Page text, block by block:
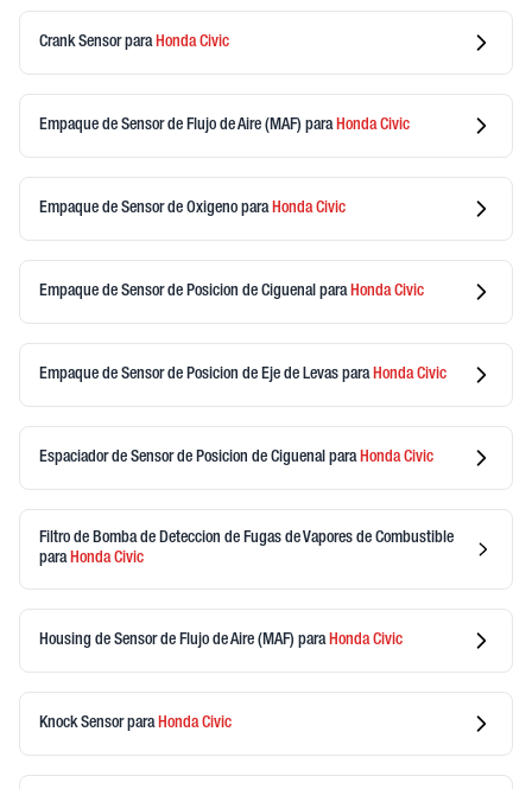
Crank Sensorpara HondaCivic
Empaque de Sensor de Flujo de Aire (MAF) para HondaCivic
Empaque de Sensor de Oxigeno para HondaCivic
Empaque de Sensor de Posicion de Ciguenal para HondaCivic
Empaque de Sensor de Posicion de Eje de Levas para HondaCivic
Espaciador de Sensor de Posicion de Ciguenal para HondaCivic
Filtro de Bomba de Deteccion de Fugas de Vapores de Combustible
paraHondaCivic
Housing de Sensor de Flujo de Aire (MAF) para HondaCivic
Knock Sensorpara HondaCivic